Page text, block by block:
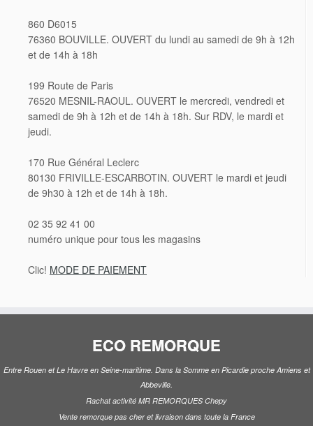
860 D6015
76360 BOUVILLE. OUVERT du lundi au samedi de 9h à 12h
et de 14h à 18h
199 Route de Paris
76520 MESNIL-RAOUL. OUVERT le mercredi, vendredi et
samedi de 9h à 12h et de 14h à 18h. Sur RDV, le mardi et
jeudi.
170 Rue Général Leclerc
80130 FRIVILLE-ESCARBOTIN. OUVERT le mardi et jeudi
de 9h30 à 12h et de 14h à 18h.
02 35 92 41 00
numéro unique pour tous les magasins
Clic! MODE DE PAIEMENT
ECO REMORQUE
Entre Rouen et Le Havre en Seine-maritime. Dans la Somme en Picardie proche Amiens et
Abbeville.
Rachat activité MR REMORQUES Chepy
Vente remorque pas cher et livraison dans toute la France